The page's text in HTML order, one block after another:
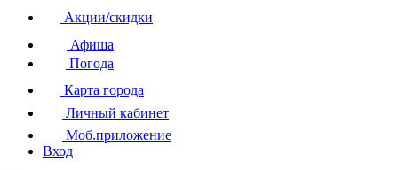
Акции/скидки
Афиша
Погода
Карта города
Личный кабинет
Моб.приложение
Вход